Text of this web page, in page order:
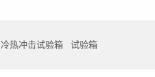
冷热冲击试验箱 试验箱